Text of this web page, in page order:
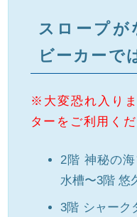
スロープが
ビーカーで
※大変恐れ入り
ターをご利用く
2階 神秘の海
水槽〜3階 悠
3階 シャーク